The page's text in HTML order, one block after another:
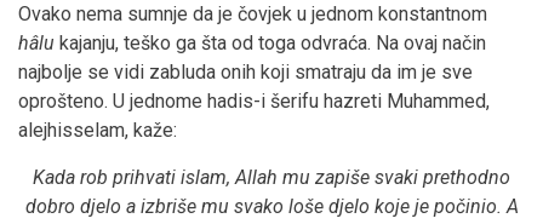
Ovako nema sumnje da je čovjek u jednom konstantnom
hâlu kajanju, teško ga šta od toga odvraća. Na ovaj način
najbolje se vidi zabluda onih koji smatraju da im je sve
oprošteno. U jednome hadis-i šerifu hazreti Muhammed,
alejhisselam, kaže:
Kada rob prihvati islam, Allah mu zapiše svaki prethodno
dobro djelo a izbriše mu svako loše djelo koje je počinio. A